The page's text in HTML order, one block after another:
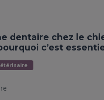
dentaire chez le
c’est